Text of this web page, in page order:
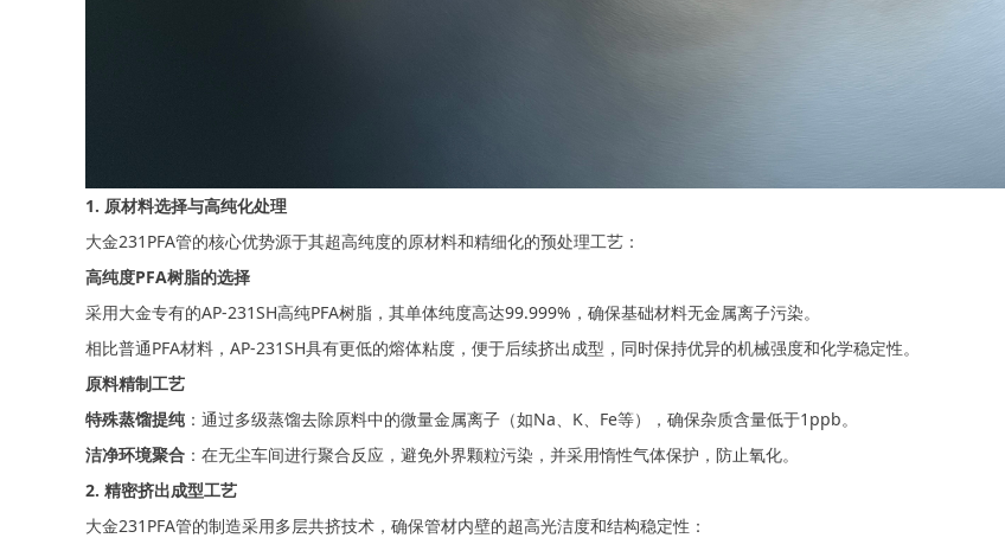
1. 原材料选择与高纯化处理
大金231PFA管的核心优势源于其超高纯度的原材料和精细化的预处理工艺：
高纯度PFA树脂的选择
采用大金专有的AP-231SH高纯PFA树脂，其单体纯度高达99.999%，确保基础材料无金属离子污染。
相比普通PFA材料，AP-231SH具有更低的熔体粘度，便于后续挤出成型，同时保持优异的机械强度和化学稳定性。
原料精制工艺
特殊蒸馏提纯 ：通过多级蒸馏去除原料中的微量金属离子（如Na、K、Fe等），确保杂质含量低于1ppb。
洁净环境聚合 ：在无尘车间进行聚合反应，避免外界颗粒污染，并采用惰性气体保护，防止氧化。
2. 精密挤出成型工艺
大金231PFA管的制造采用多层共挤技术，确保管材内壁的超高光洁度和结构稳定性：